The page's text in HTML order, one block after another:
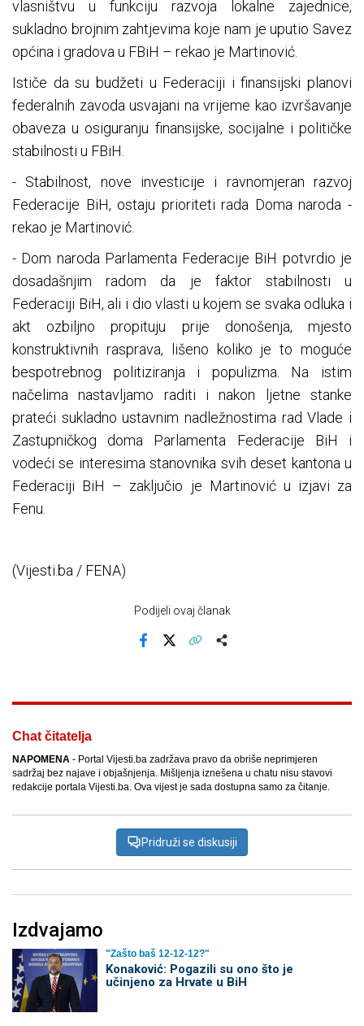
vlasništvu u funkciju razvoja lokalne zajednice,
sukladno brojnim zahtjevima koje nam je uputio Savez
općina i gradova u FBiH – rekao je Martinović.
Ističe da su budžeti u Federaciji i finansijski planovi
federalnih zavoda usvajani na vrijeme kao izvršavanje
obaveza u osiguranju finansijske, socijalne i političke
stabilnosti u FBiH.
- Stabilnost, nove investicije i ravnomjeran razvoj
Federacije BiH, ostaju prioriteti rada Doma naroda -
rekao je Martinović.
- Dom naroda Parlamenta Federacije BiH potvrdio je
dosadašnjim radom da je faktor stabilnosti u
Federaciji BiH, ali i dio vlasti u kojem se svaka odluka i
akt ozbiljno propituju prije donošenja, mjesto
konstruktivnih rasprava, lišeno koliko je to moguće
bespotrebnog politiziranja i populizma. Na istim
načelima nastavljamo raditi i nakon ljetne stanke
prateći sukladno ustavnim nadležnostima rad Vlade i
Zastupničkog doma Parlamenta Federacije BiH i
vodeći se interesima stanovnika svih deset kantona u
Federaciji BiH – zaključio je Martinović u izjavi za
Fenu.
(Vijesti.ba / FENA)
Podijeli ovaj članak
Chat čitatelja
NAPOMENA - Portal Vijesti.ba zadržava pravo da obriše neprimjeren
sadržaj bez najave i objašnjenja. Mišljenja iznešena u chatu nisu stavovi
redakcije portala Vijesti.ba. Ova vijest je sada dostupna samo za čitanje.
Pridruži se diskusiji
Izdvajamo
"Zašto baš 12-12-12?"
Konaković: Pogazili su ono što je
učinjeno za Hrvate u BiH